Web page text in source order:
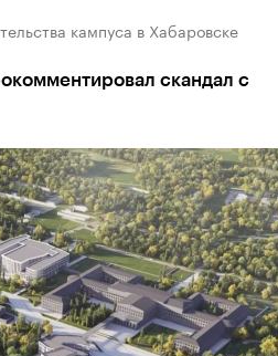
кампуса в Хабаровске
скандал с